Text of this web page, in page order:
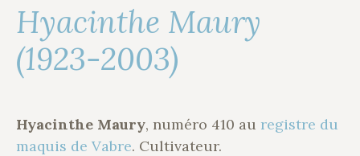
Hyacinthe Maury
(1923-2003)
Hyacinthe Maury, numéro 410 au registre du
maquis de Vabre. Cultivateur.